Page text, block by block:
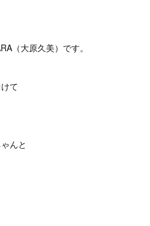
（大原久美）です。
て
んと